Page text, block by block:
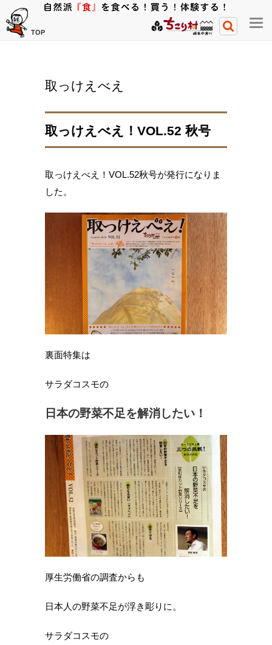
TOP
メ
ニ
取っけえべえ
取っけえべえ！VOL.52 秋号
取っけえべえ！VOL.52秋号が発行になりま
した。
裏面特集は
サラダコスモの
日本の野菜不足を解消したい！
厚生労働省の調査からも
日本人の野菜不足が浮き彫りに。
サラダコスモの